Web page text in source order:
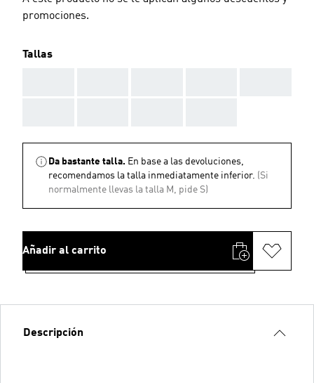
promociones.
Tallas
Da bastante talla. En base a las devoluciones,
recomendamos la talla inmediatamente inferior. (Si
normalmente llevas la talla M, pide S)
Añadir al carrito
Descripción